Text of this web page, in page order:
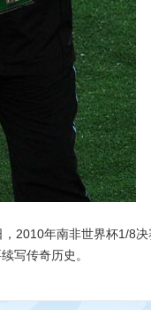
2010年南非世界杯1/8
写传奇历史。